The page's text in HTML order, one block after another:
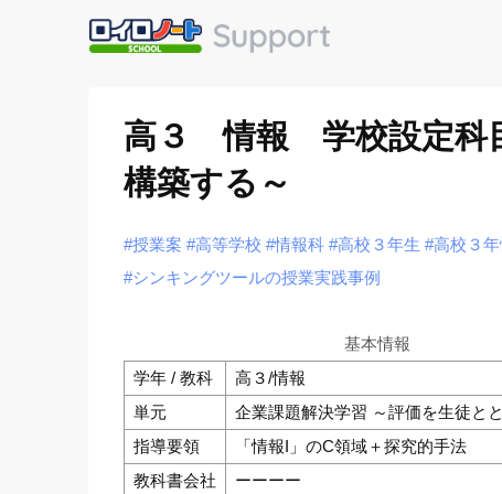
高３ 情報 学校設定科
構築する～
#授業案 #高等学校 #情報科 #高校３年生 #高校３
#シンキングツールの授業実践事例
基本情報
学年 / 教科
高３/情報
単元
企業課題解決学習 ～評価を生徒と
指導要領
「情報I」のC領域＋探究的手法
教科書会社
ーーーー